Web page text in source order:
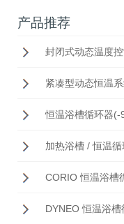
产品推荐
封闭式动态温度
紧凑型动态恒温
恒温浴槽循环器
加热浴槽 / 恒温
CORIO 恒温浴
DYNEO 恒温浴